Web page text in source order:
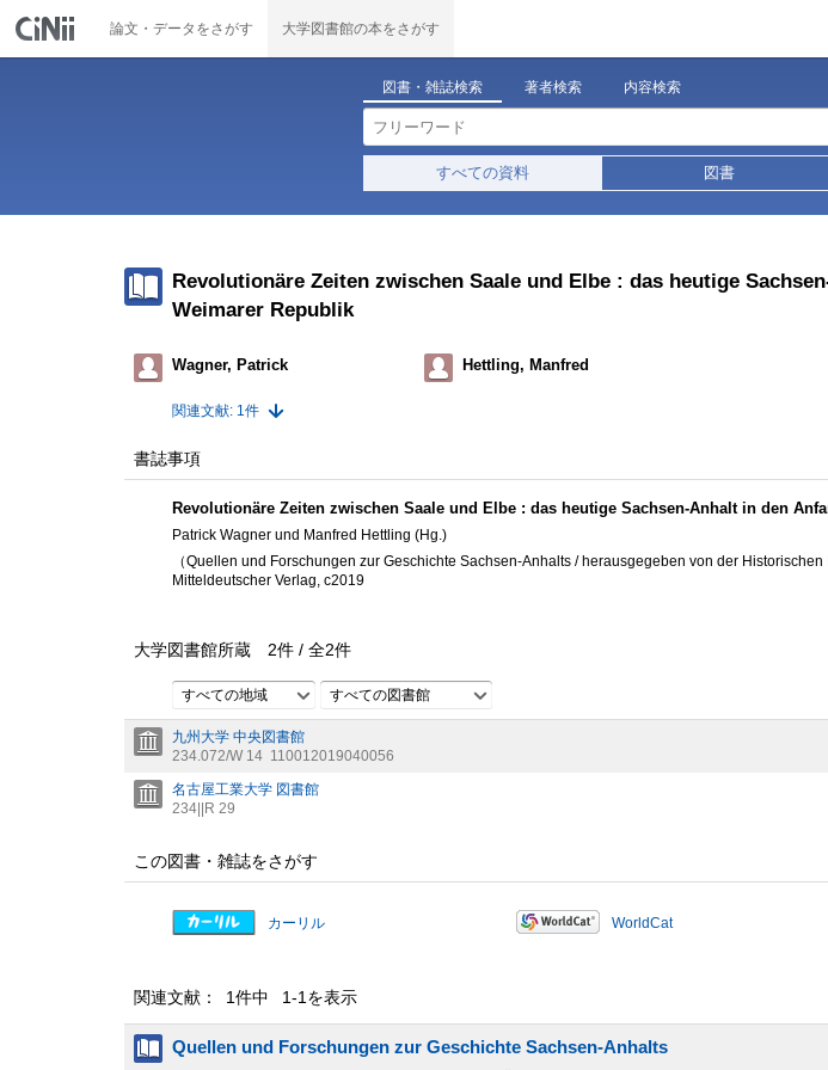
論文・データをさがす 大学図書館の本をさがす
図書・雑誌検索 著者検索 内容検索
すべての資料 図書
Revolutionäre Zeiten zwischen Saale und Elbe : das heutige
Weimarer Republik
Wagner, Patrick Hettling, Manfred
関連文献: 1件
書誌事項
Revolutionäre Zeiten zwischen Saale und Elbe : das heutige Sachsen-Anhalt in den
Patrick Wagner und Manfred Hettling (Hg.)
（Quellen und Forschungen zur Geschichte Sachsen-Anhalts / herausgegeben von der Historischen
Mitteldeutscher Verlag, c2019
大学図書館所蔵 2件 / 全2件
すべての地域 すべての図書館
九州大学 中央図書館
234.072/W 14 110012019040056
名古屋工業大学 図書館
234||R 29
この図書・雑誌をさがす
カーリル WorldCat
関連文献： 1件中 1-1を表示
Quellen und Forschungen zur Geschichte Sachsen-Anhalts